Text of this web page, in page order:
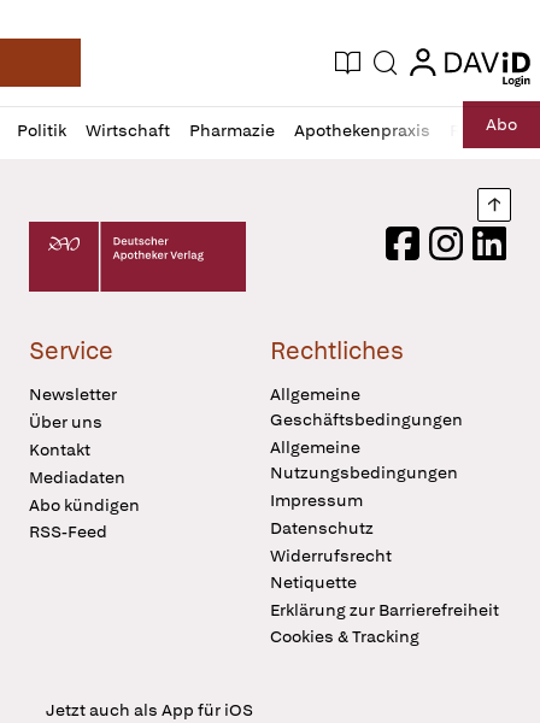
Deutsche Apotheker Zeitung
Aktuelle Ausgabe
Suche login
login
Politik Wirtschaft Pharmazie Apothekenpraxis RechtAbo
Profil
öffnen
Daz
Pur
Deutscher Apotheker Verlag Logo
FacebookInstagram
Service
Newsletter
Über uns
Kontakt
Mediadaten
Abo kündigen
RSS-Feed
Rechtliches
Allgemeine
Geschäftsbedingungen
Allgemeine
Nutzungsbedingungen
Impressum
Datenschutz
Widerrufsrecht
Netiquette
Erklärung zur Barrierefreiheit
Cookies & Tracking
Jetzt auch als App für iOS